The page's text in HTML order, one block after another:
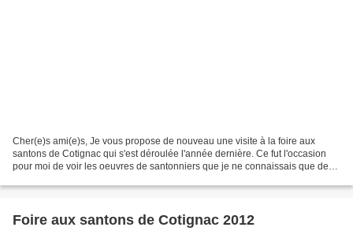
Cher(e)s ami(e)s, Je vous propose de nouveau une visite à la foire aux
santons de Cotignac qui s'est déroulée l'année dernière. Ce fut l'occasion
pour moi de voir les oeuvres de santonniers que je ne connaissais que de
Foire aux santons de Cotignac 2012